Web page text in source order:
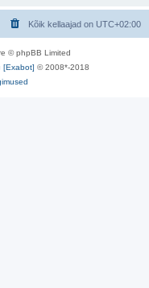
Kõik kellaajad on UTC+02:00
© phpBB Limited
[Exabot] © 2008*-2018